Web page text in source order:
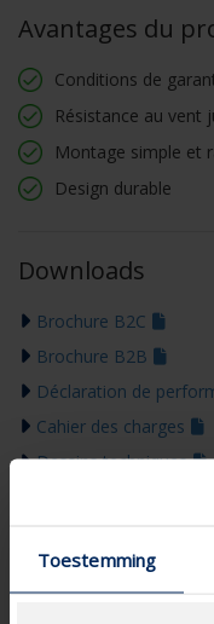
Toestemming
Avantages du
Conditions de
Résistance au vent
Montage simple et
Design durable
Downloads
Brochure B2C
Brochure B2B
Déclaration de
Cahier des charges
Dessins techniques
Notice de montage
FAQ